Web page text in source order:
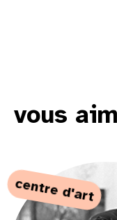
vous
centre d'art